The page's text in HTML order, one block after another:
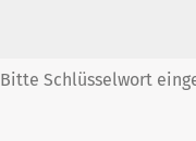
Bitte Schlüsselwort